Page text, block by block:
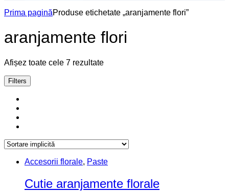
Prima paginăProduse etichetate „aranjamente flori”
aranjamente flori
Afișez toate cele 7 rezultate
Filters
Accesorii florale, Paste
Cutie aranjamente florale